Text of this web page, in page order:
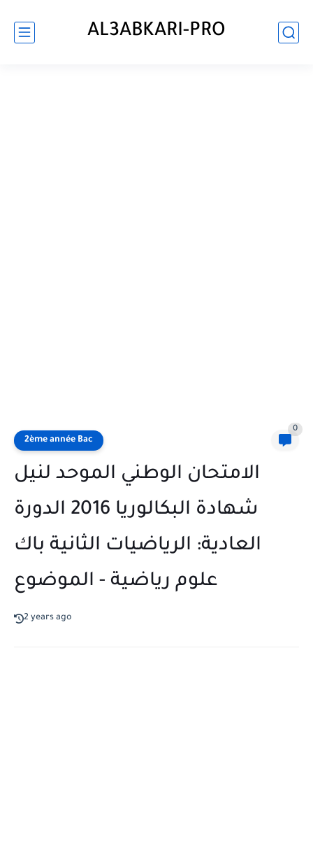
AL3ABKARI-PRO
2ème année Bac
0
الامتحان الوطني الموحد لنيل
شهادة البكالوريا 2016 الدورة
العادية: الرياضيات الثانية باك
علوم رياضية - الموضوع
2 years ago